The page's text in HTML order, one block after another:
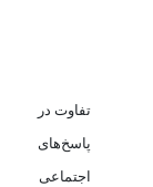
تفاوت در
پاسخ‌های
اجتماعی